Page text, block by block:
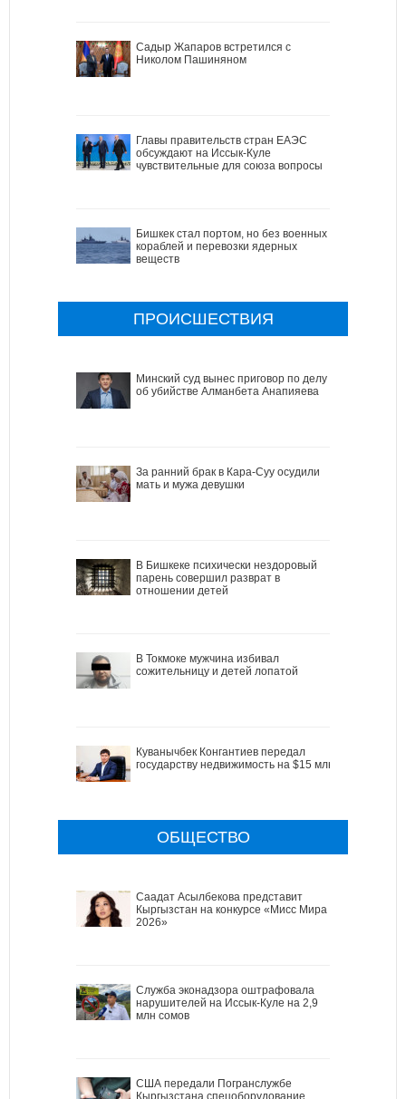
Садыр Жапаров встретился с
Николом Пашиняном
Главы правительств стран ЕАЭС
обсуждают на Иссык-Куле
чувствительные для союза вопросы
Бишкек стал портом, но без военных
кораблей и перевозки ядерных
веществ
ПРОИСШЕСТВИЯ
Минский суд вынес приговор по делу
об убийстве Алманбета Анапияева
За ранний брак в Кара-Суу осудили
мать и мужа девушки
В Бишкеке психически нездоровый
парень совершил разврат в
отношении детей
В Токмоке мужчина избивал
сожительницу и детей лопатой
Куванычбек Конгантиев передал
государству недвижимость на $15 млн
ОБЩЕСТВО
Саадат Асылбекова представит
Кыргызстан на конкурсе «Мисс Мира
2026»
Служба эконадзора оштрафовала
нарушителей на Иссык-Куле на 2,9
млн сомов
США передали Погранслужбе
Кыргызстана спецоборудование